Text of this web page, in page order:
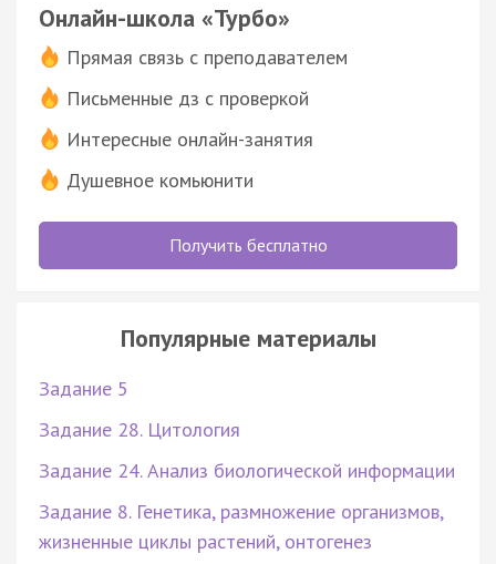
Онлайн-школа «Турбо»
Прямая связь с преподавателем
Письменные дз с проверкой
Интересные онлайн-занятия
Душевное комьюнити
Получить бесплатно
Популярные материалы
Задание 5
Задание 28. Цитология
Задание 24. Анализ биологической информации
Задание 8. Генетика, размножение организмов,
жизненные циклы растений, онтогенез